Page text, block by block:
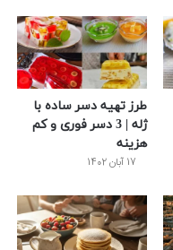
ی
س
ت
ب
س
طرز تهیه دسر ساده با
ژله | 3 دسر فوری و کم
هزینه
17 آبان 1402